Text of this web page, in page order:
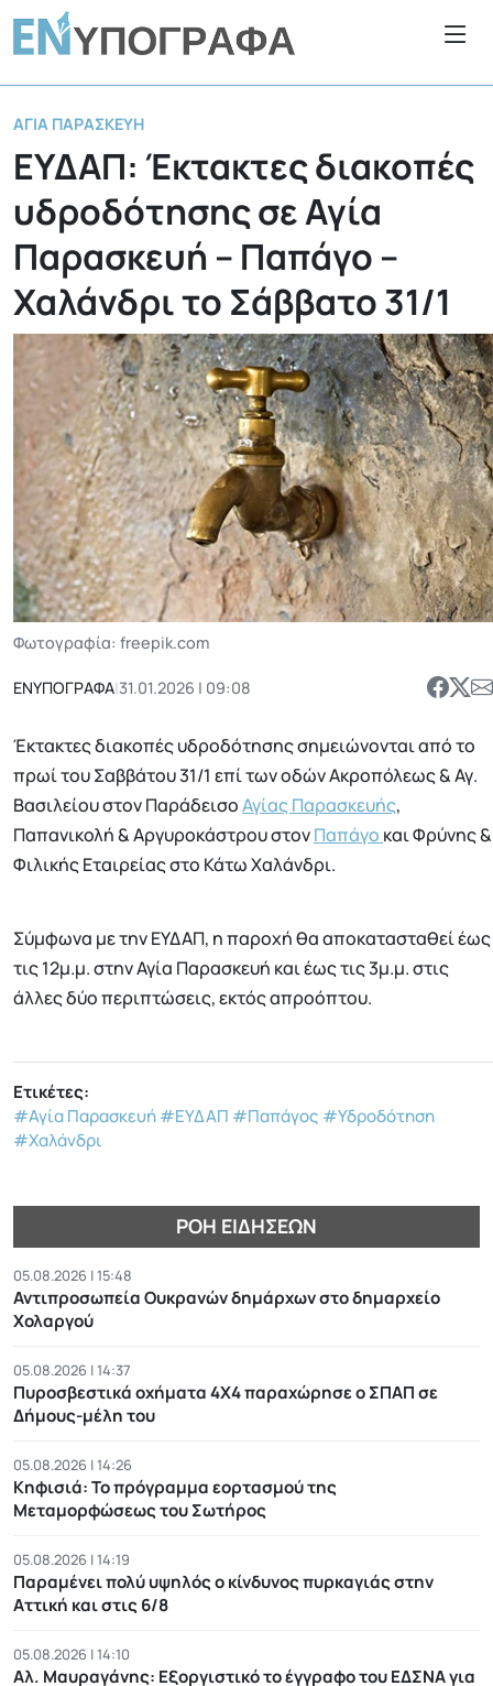
ΑΓΊΑ ΠΑΡΑΣΚΕΥΉ
ΕΥΔΑΠ: Έκτακτες διακοπές
υδροδότησης σε Αγία
Παρασκευή – Παπάγο –
Χαλάνδρι το Σάββατο 31/1
Φωτογραφία: freepik.com
ΕΝΥΠΟΓΡΑΦΑ|31.01.2026 | 09:08
Έκτακτες διακοπές υδροδότησης σημειώνονται από το
πρωί του Σαββάτου 31/1 επί των οδών Ακροπόλεως & Αγ.
Βασιλείου στον ΠαράδεισοΑγίας Παρασκευής,
Παπανικολή & Αργυροκάστρου στονΠαπάγο και Φρύνης &
Φιλικής Εταιρείας στο Κάτω Χαλάνδρι.
Σύμφωνα με την ΕΥΔΑΠ, η παροχή θα αποκατασταθεί έως
τις 12μ.μ. στην Αγία Παρασκευή και έως τις 3μ.μ. στις
άλλες δύο περιπτώσεις, εκτός απροόπτου.
Ετικέτες:
#Αγία Παρασκευή#ΕΥΔΑΠ #Παπάγος #Υδροδότηση
#Χαλάνδρι
ΡΟΉ ΕΙΔΉΣΕΩΝ
05.08.2026 | 15:48
Αντιπροσωπεία Ουκρανών δημάρχων στο δημαρχείο
Χολαργού
05.08.2026 | 14:37
Πυροσβεστικά οχήματα 4Χ4 παραχώρησε ο ΣΠΑΠ σε
Δήμους-μέλη του
05.08.2026 | 14:26
Κηφισιά: Το πρόγραμμα εορτασμού της
Μεταμορφώσεως του Σωτήρος
05.08.2026 | 14:19
Παραμένει πολύ υψηλός ο κίνδυνος πυρκαγιάς στην
Αττική και στις 6/8
05.08.2026 | 14:10
Αλ. Μαυραγάνης: Εξοργιστικό το έγγραφο του ΕΔΣΝΑ για